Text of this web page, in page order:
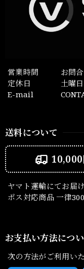
営業時間
お問
定休日
土曜
E-mail
送料について
ヤマト運輸にてお届
ポス対応商品 一律
お支払い方法につ
次の方法がご利用いた